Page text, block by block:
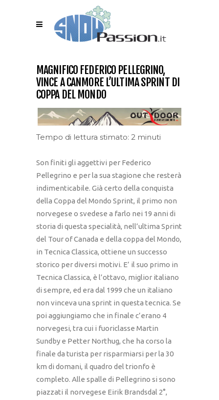
MAGNIFICO FEDERICO PELLEGRINO,
VINCE A CANMORE L’ULTIMA SPRINT DI
COPPA DEL MONDO
Tempo di lettura stimato: 2 minuti
Son finiti gli aggettivi per Federico
Pellegrino e per la sua stagione che resterà
indimenticabile. Già certo della conquista
della Coppa del Mondo Sprint, il primo non
norvegese o svedese a farlo nei 19 anni di
storia di questa specialità, nell’ultima Sprint
del Tour of Canada e della coppa del Mondo,
in Tecnica Classica, ottiene un successo
storico per diversi motivi. E’ il suo primo in
Tecnica Classica, è l’ottavo, miglior italiano
di sempre, ed era dal 1999 che un italiano
non vinceva una sprint in questa tecnica. Se
poi aggiungiamo che in finale c’erano 4
norvegesi, tra cui i fuoriclasse Martin
Sundby e Petter Northug, che ha corso la
finale da turista per risparmiarsi per la 30
km di domani, il quadro del trionfo è
completo. Alle spalle di Pellegrino si sono
piazzati il norvegese Eirik Brandsdal 2°,